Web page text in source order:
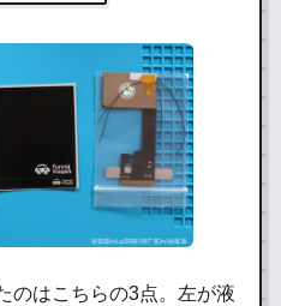
のはこちらの3点。左が液